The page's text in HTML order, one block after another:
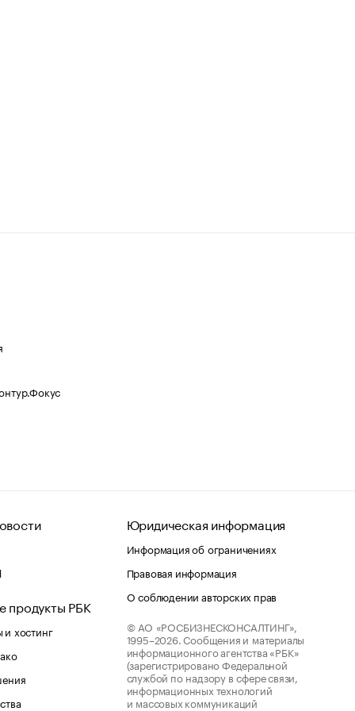
продукты РБК
хостинг
Юридическая информация
Информация об ограничениях
Правовая информация
О соблюдении авторских прав
© АО «РОСБИЗНЕСКОНСАЛТИНГ»,
1995–2026. Сообщения и материалы
информационного агентства «РБК»
(зарегистрировано Федеральной
службой по надзору в сфере связи,
информационных технологий
и массовых коммуникаций